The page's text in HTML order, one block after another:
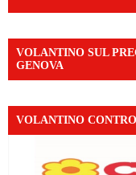
VOLANTINO SUL
GENOVA
VOLANTINO